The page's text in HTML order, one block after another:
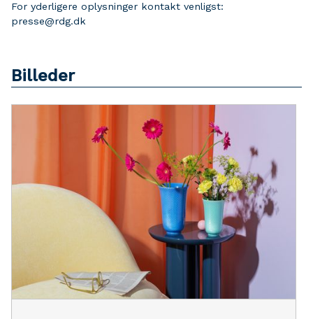
For yderligere oplysninger kontakt venligst:
presse@rdg.dk
Billeder